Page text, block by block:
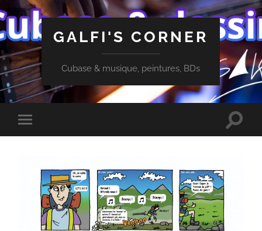
GALFI'S CORNER
Cubase & musique, peintures, BDs
Toggle
mobile
Toggle